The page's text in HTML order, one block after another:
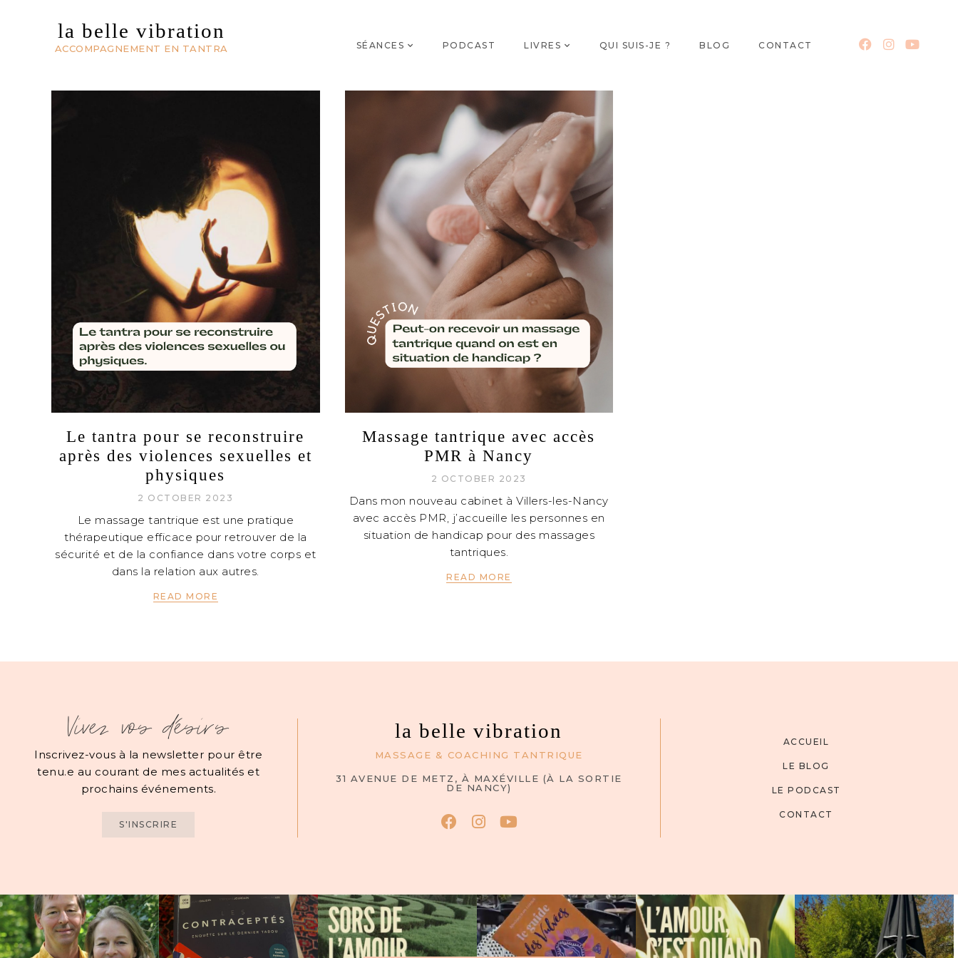
la belle vibration
ACCOMPAGNEMENT EN TANTRA SÉANCES PODCAST LIVRES QUI SUIS-JE ? BLOG CONTACT
Le tantra pour se reconstruire
après des violences sexuelles et
physiques
2 OCTOBER 2023
Le massage tantrique est une pratique
thérapeutique efficace pour retrouver de la
sécurité et de la confiance dans votre corps et
dans la relation aux autres.
READ MORE
Massage tantrique avec accès
PMR à Nancy
2 OCTOBER 2023
Dans mon nouveau cabinet à Villers-les-Nancy
avec accès PMR, j’accueille les personnes en
situation de handicap pour des massages
tantriques.
READ MORE
Vivez vos désirs
Inscrivez-vous à la newsletter pour être
tenu.e au courant de mes actualités et
prochains événements.
S'INSCRIRE
la belle vibration
MASSAGE & COACHING TANTRIQUE
31 AVENUE DE METZ, À MAXÉVILLE (À LA SORTIE
DE NANCY)
ACCUEIL
LE BLOG
LE PODCAST
CONTACT